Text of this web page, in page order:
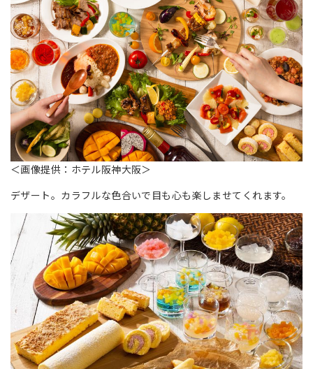
＜画像提供：ホテル阪神大阪＞
デザート。カラフルな色合いで目も心も楽しませてくれます。